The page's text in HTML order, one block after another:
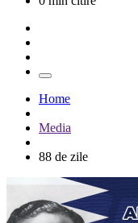
Home
Media
88 de zile